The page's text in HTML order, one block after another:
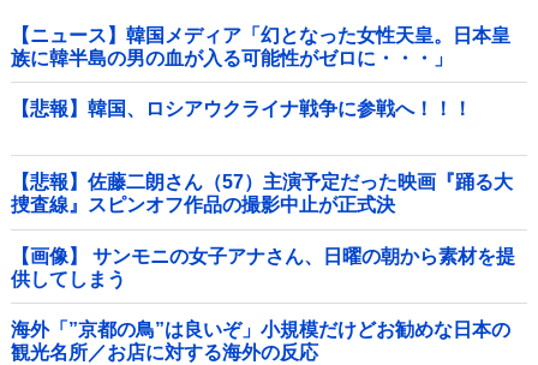
【ニュース】韓国メディア「幻となった女性天皇。日本皇
族に韓半島の男の血が入る可能性がゼロに・・・」
【悲報】韓国、ロシアウクライナ戦争に参戦へ！！！
【悲報】佐藤二朗さん（57）主演予定だった映画『踊る大
捜査線』スピンオフ作品の撮影中止が正式決
定・・・・・・・・・他
【画像】 サンモニの女子アナさん、日曜の朝から素材を提
供してしまう
海外「”京都の鳥”は良いぞ」小規模だけどお勧めな日本の
観光名所／お店に対する海外の反応